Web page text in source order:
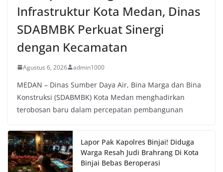
Infrastruktur Kota Medan, Dinas
SDABMBK Perkuat Sinergi
dengan Kecamatan
Agustus 6, 2026 admin1000
MEDAN – Dinas Sumber Daya Air, Bina Marga dan Bina
Konstruksi (SDABMBK) Kota Medan menghadirkan
terobosan baru dalam percepatan pembangunan
Lapor Pak Kapolres Binjai! Diduga
Warga Resah Judi Brahrang Di Kota
Binjai Bebas Beroperasi